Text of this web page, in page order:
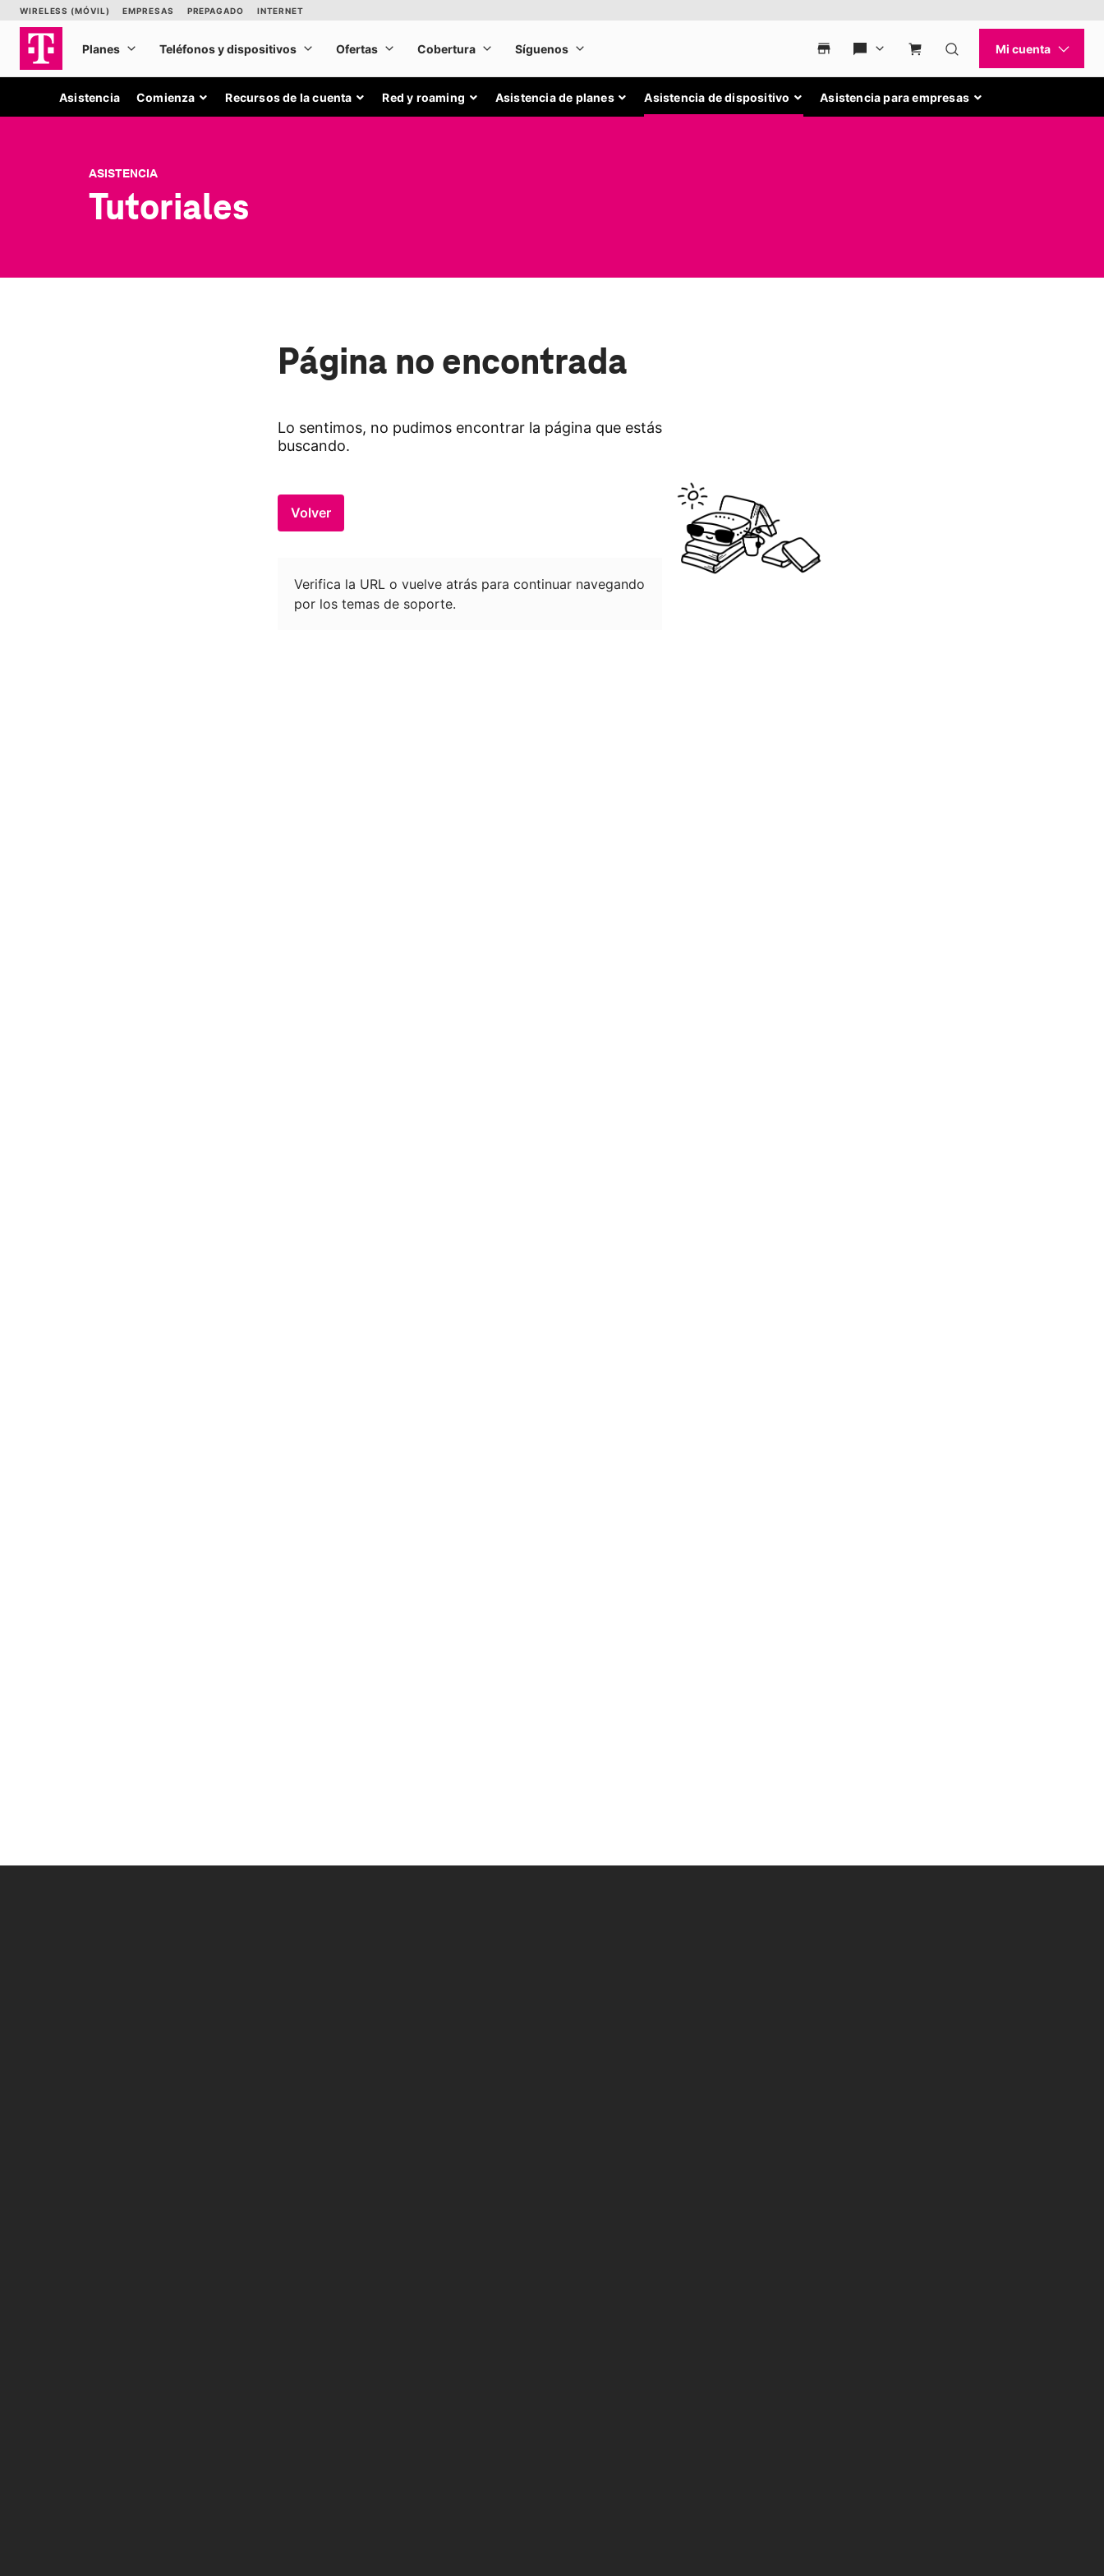
Asistencia Comienza Recursos de la cuenta Red y roaming Asistencia de planes Asistencia de dispositivo Asistencia para empresas
ASISTENCIA
Tutoriales